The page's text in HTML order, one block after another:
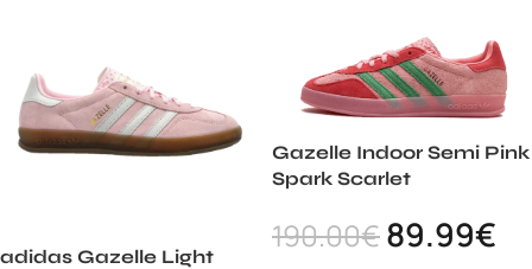
adidas Gazelle Light
Gazelle Indoor Semi Pink
Spark Scarlet
190.00€89.99€